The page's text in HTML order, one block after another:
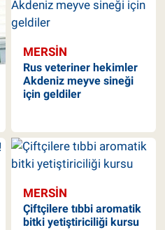
MERSIN
Rus veteriner hekimler
Akdeniz meyve sineği
için geldiler
MERSIN
Çiftçilere tıbbi aromatik
bitki yetiştiriciliği kursu